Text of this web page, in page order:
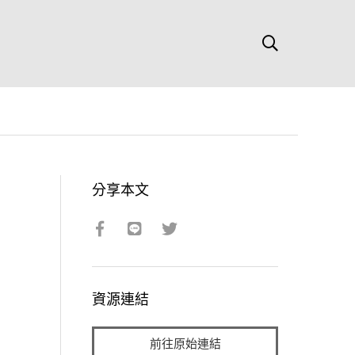
分享本文
資源連結
前往原始連結